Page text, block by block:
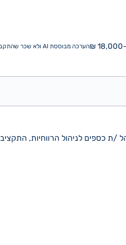
18,000- הערכה מבוססת AI ולא שכר שהתקבל מהמעסיק
/ת כספים לניהול הרווחיות,